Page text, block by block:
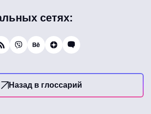
сетях:
Назад в глоссарий